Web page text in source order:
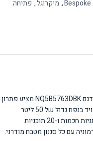
Bespoke
, מיקרוגל, פתיחה
תנור משולב מיקרוגל Samsung Bespoke AI מדגם NQ5B5763DBK מציע פתרון
מטבח מתקדם בעיצוב מודרני ויוקרתי. התנור מצויד בנפח גדול של 50 ליטר
ומספק חוויית בישול ואפייה מקצועית עם טכנולוגיות חכמות ו-20 תוכניות
עם כל סגנון מטבח מודרני.